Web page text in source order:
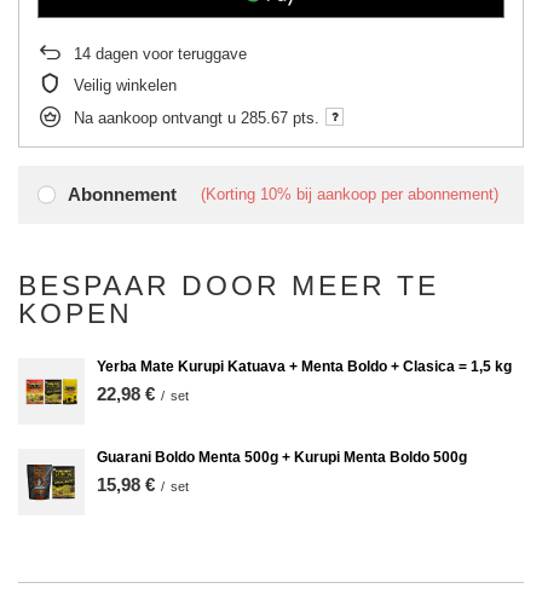
Abonnement (Korting 10% bij aankoop per abonnement)
14 dagen voor teruggave
Veilig winkelen
Na aankoop ontvangt u 285.67 pts.
BESPAAR DOOR MEER TE
KOPEN
Yerba Mate Kurupi Katuava + Menta Boldo + Clasica = 1,5 kg
22,98 € / set
Guarani Boldo Menta 500g + Kurupi Menta Boldo 500g
15,98 € / set